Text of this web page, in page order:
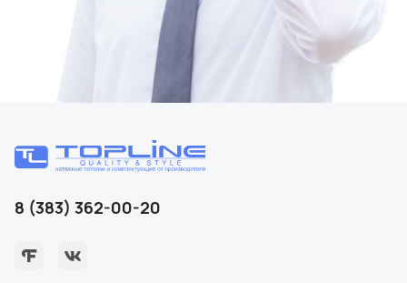
8 (383) 362-00-20